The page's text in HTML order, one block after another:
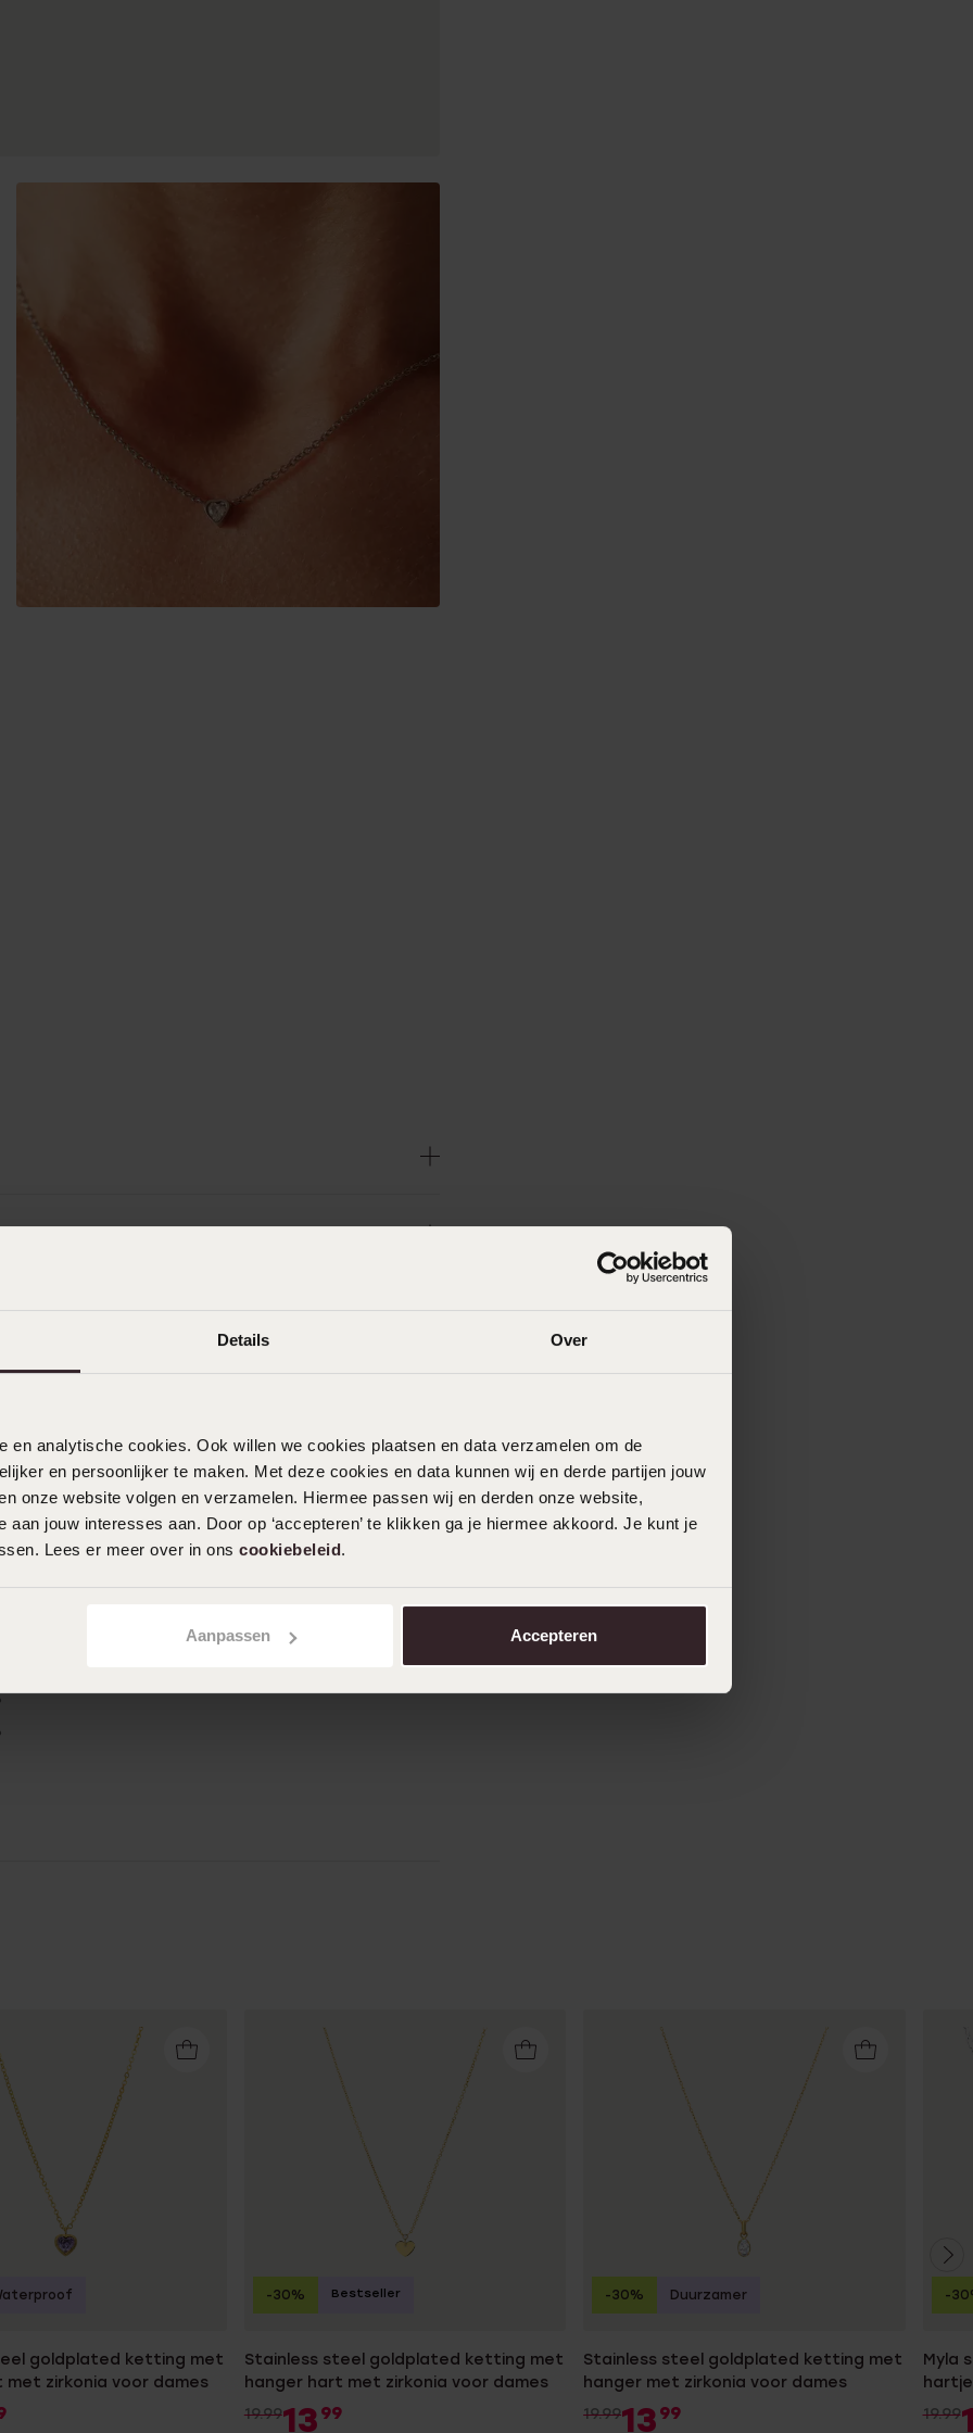
Details Over
en analytische cookies. Ook willen we cookies plaatsen en data verzamelen om de
en persoonlijker te maken. Met deze cookies en data kunnen wij en derde partijen jouw
onze website volgen en verzamelen. Hiermee passen wij en derden onze website,
aan jouw interesses aan. Door op ‘accepteren’ te klikken ga je hiermee akkoord. Je kunt je
Lees er meer over in ons cookiebeleid.
Aanpassen Accepteren
Filter
goldplated ketting met
met zirkonia voor dames
Stainless steel goldplated ketting met
hanger hart met zirkonia voor dames
19.9913 99
-30% Bestseller
Stainless steel goldplated ketting met
hanger met zirkonia voor dames
19.9913 99
-30% Duurzamer
Myla
19.99
-